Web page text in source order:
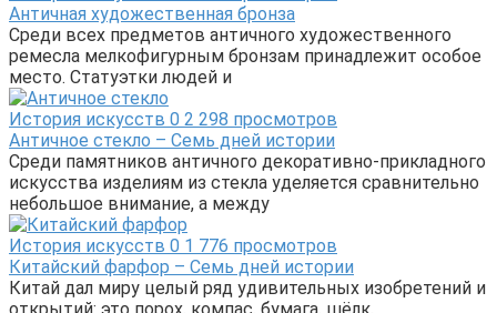
Античная художественная бронза
Среди всех предметов античного художественного
ремесла мелкофигурным бронзам принадлежит особое
место. Статуэтки людей и
История искусств 0 2 298 просмотров
Античное стекло – Семь дней истории
Среди памятников античного декоративно-прикладного
искусства изделиям из стекла уделяется сравнительно
небольшое внимание, а между
История искусств 0 1 776 просмотров
Китайский фарфор – Семь дней истории
Китай дал миру целый ряд удивительных изобретений и